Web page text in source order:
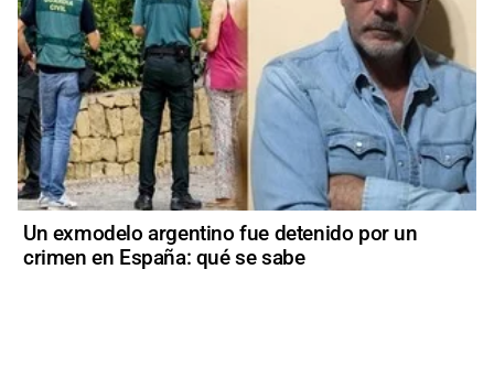
Un exmodelo argentino fue detenido por un
crimen en España: qué se sabe